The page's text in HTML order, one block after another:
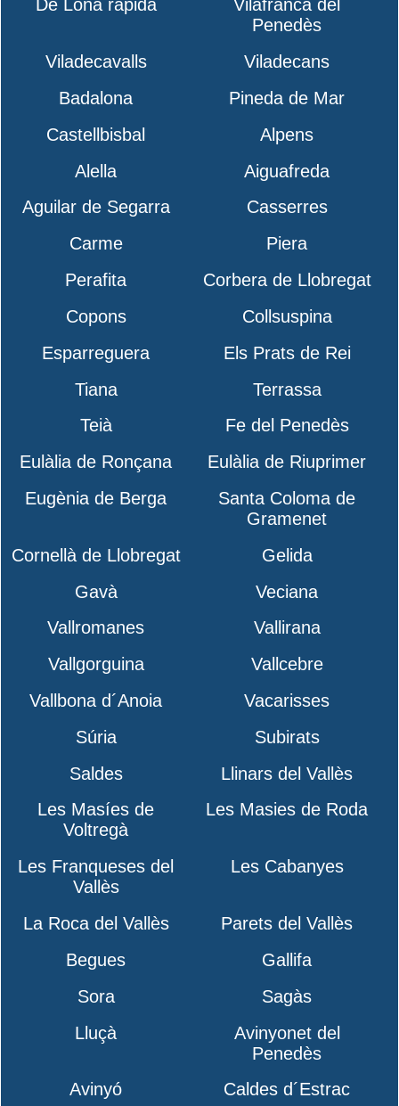
De Lona rápida
Vilafranca del
Penedès
Viladecavalls
Viladecans
Badalona
Pineda de Mar
Castellbisbal
Alpens
Alella
Aiguafreda
Aguilar de Segarra
Casserres
Carme
Piera
Perafita
Corbera de Llobregat
Copons
Collsuspina
Esparreguera
Els Prats de Rei
Tiana
Terrassa
Teià
Fe del Penedès
Eulàlia de Ronçana
Eulàlia de Riuprimer
Eugènia de Berga
Santa Coloma de
Gramenet
Cornellà de Llobregat
Gelida
Gavà
Veciana
Vallromanes
Vallirana
Vallgorguina
Vallcebre
Vallbona d´Anoia
Vacarisses
Súria
Subirats
Saldes
Llinars del Vallès
Les Masíes de
Voltregà
Les Masies de Roda
Les Franqueses del
Vallès
Les Cabanyes
La Roca del Vallès
Parets del Vallès
Begues
Gallifa
Sora
Sagàs
Lluçà
Avinyonet del
Penedès
Avinyó
Caldes d´Estrac